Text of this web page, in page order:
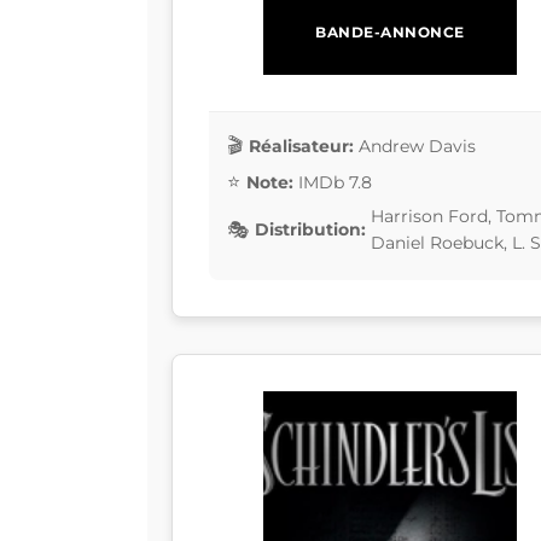
BANDE-ANNONCE
Réalisateur: Andrew Davis
Note: IMDb 7.8
Distribution:
Harrison Ford,
Daniel Roebuck, L.